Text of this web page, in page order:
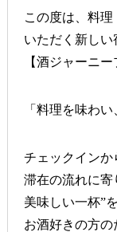
この度は、料
いただく新しい
【酒ジャーニ
「料理を味わ
チェックインか
滞在の流れに寄
美味しい一杯”
お酒好きの方